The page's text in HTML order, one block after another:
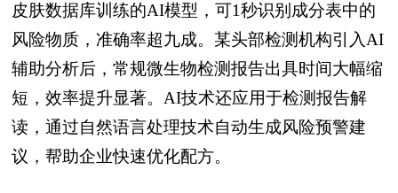
皮肤数据库训练的AI模型，可1秒识别成分表中的
风险物质，准确率超九成。某头部检测机构引入AI
辅助分析后，常规微生物检测报告出具时间大幅缩
短，效率提升显著。AI技术还应用于检测报告解
读，通过自然语言处理技术自动生成风险预警建
议，帮助企业快速优化配方。